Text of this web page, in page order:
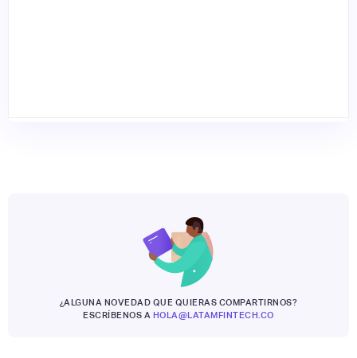
¿ALGUNA NOVEDAD QUE QUIERAS COMPARTIRNOS?
ESCRÍBENOS A HOLA@LATAMFINTECH.CO